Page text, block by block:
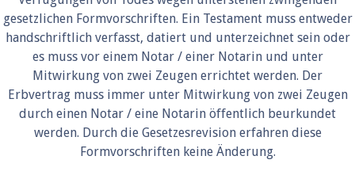
gesetzlichen Formvorschriften. Ein Testament muss entweder
handschriftlich verfasst, datiert und unterzeichnet sein oder
es muss vor einem Notar / einer Notarin und unter
Mitwirkung von zwei Zeugen errichtet werden. Der
Erbvertrag muss immer unter Mitwirkung von zwei Zeugen
durch einen Notar / eine Notarin öffentlich beurkundet
werden. Durch die Gesetzesrevision erfahren diese
Formvorschriften keine Änderung.